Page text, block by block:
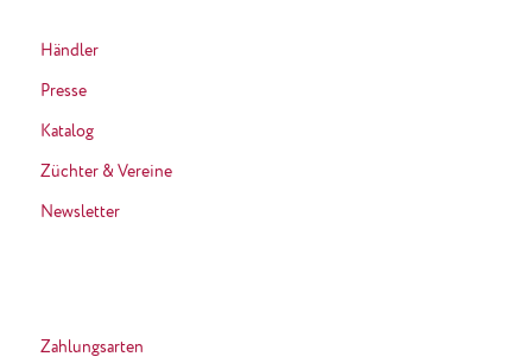
Händler
Presse
Katalog
Züchter & Vereine
Newsletter
Zahlungsarten